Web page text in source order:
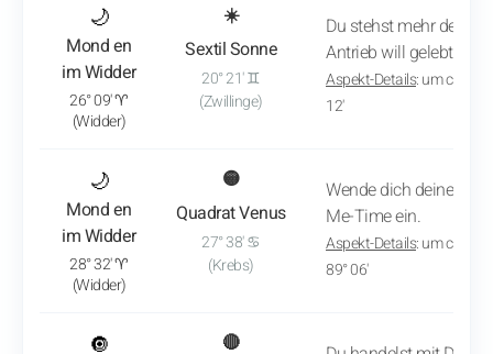
🌙
Mond en
im Widder
: Transitanalyse anzeigen
26° 09' ♈
(Widder)
☀️
Sextil Sonne
20° 21' ♊
(Zwillinge)
Du stehst mehr denn
Antrieb will gelebt
Aspekt-Details: um ca.
12'
🌙
Mond en
im Widder
: Transitanalyse anzeigen
28° 32' ♈
(Widder)
🟡
Quadrat Venus
27° 38' ♋
(Krebs)
Wende dich deinen
Me-Time ein.
Aspekt-Details: um ca.
89° 06'
🔘: Transitanalyse anzeigen
🔴